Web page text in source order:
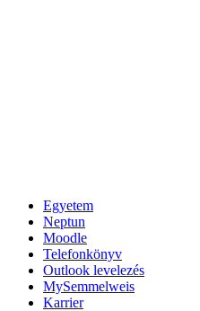
Egyetem
Neptun
Moodle
Telefonkönyv
Outlook levelezés
MySemmelweis
Karrier